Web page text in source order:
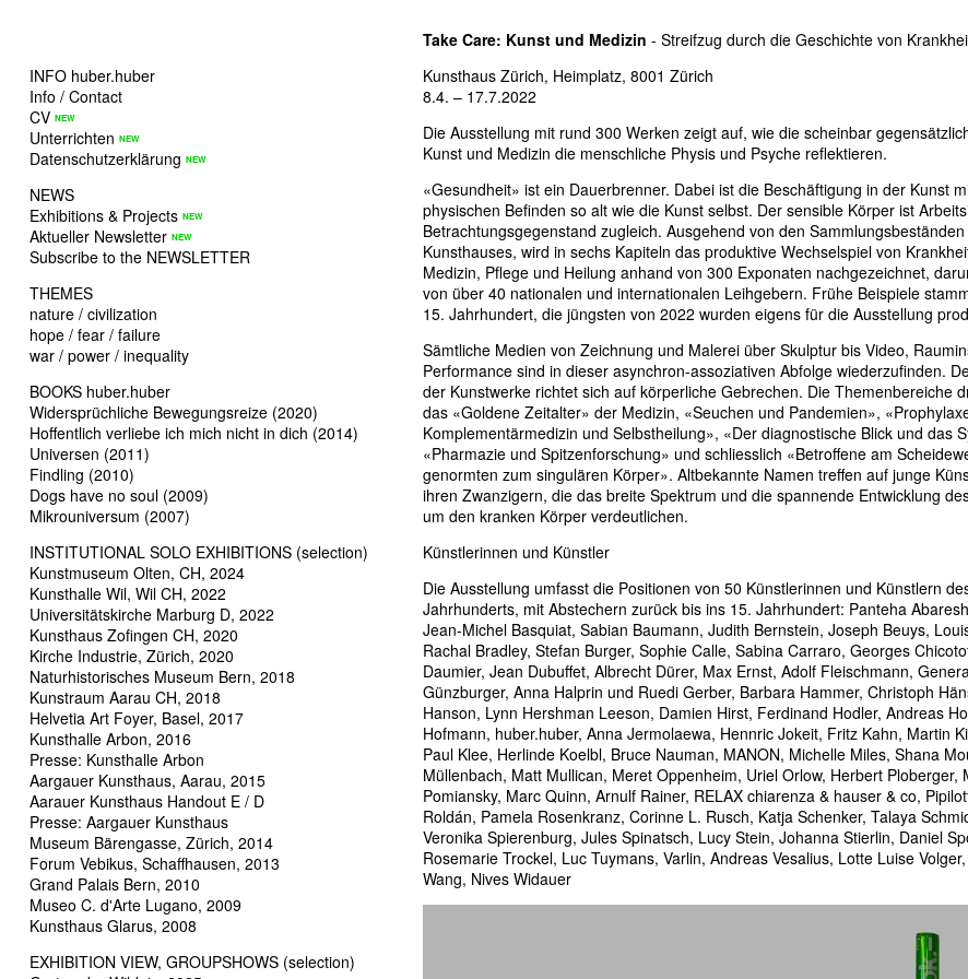
INFO huber.huber
Info / Contact
CV
Unterrichten
Datenschutzerklärung
NEWS
Exhibitions & Projects
Aktueller Newsletter
Subscribe to the NEWSLETTER
THEMES
nature / civilization
hope / fear / failure
war / power / inequality
BOOKS huber.huber
Widersprüchliche Bewegungsreize (2020)
Hoffentlich verliebe ich mich nicht in dich (2014)
Universen (2011)
Findling (2010)
Dogs have no soul (2009)
Mikrouniversum (2007)
INSTITUTIONAL SOLO EXHIBITIONS (selection)
Kunstmuseum Olten, CH, 2024
Kunsthalle Wil, Wil CH, 2022
Universitätskirche Marburg D, 2022
Kunsthaus Zofingen CH, 2020
Kirche Industrie, Zürich, 2020
Naturhistorisches Museum Bern, 2018
Kunstraum Aarau CH, 2018
Helvetia Art Foyer, Basel, 2017
Kunsthalle Arbon, 2016
Presse: Kunsthalle Arbon
Aargauer Kunsthaus, Aarau, 2015
Aarauer Kunsthaus Handout E / D
Presse: Aargauer Kunsthaus
Museum Bärengasse, Zürich, 2014
Forum Vebikus, Schaffhausen, 2013
Grand Palais Bern, 2010
Museo C. d'Arte Lugano, 2009
Kunsthaus Glarus, 2008
EXHIBITION VIEW, GROUPSHOWS (selection)
Take Care: Kunst und Medizin - Streifzug durch die Geschichte von
Kunsthaus Zürich, Heimplatz, 8001 Zürich
8.4. – 17.7.2022
Die Ausstellung mit rund 300 Werken zeigt auf, wie die scheinbar
Kunst und Medizin die menschliche Physis und Psyche reflektieren.
«Gesundheit» ist ein Dauerbrenner. Dabei ist die Beschäftigung in der Kunst
physischen Befinden so alt wie die Kunst selbst. Der sensible Körper ist
Betrachtungsgegenstand zugleich. Ausgehend von den
Kunsthauses, wird in sechs Kapiteln das produktive Wechselspiel von
Medizin, Pflege und Heilung anhand von 300 Exponaten nachgezeichnet,
von über 40 nationalen und internationalen Leihgebern. Frühe Beispiele
15. Jahrhundert, die jüngsten von 2022 wurden eigens für die Ausstellung
Sämtliche Medien von Zeichnung und Malerei über Skulptur bis Video,
Performance sind in dieser asynchron-assoziativen Abfolge wiederzufinden.
der Kunstwerke richtet sich auf körperliche Gebrechen. Die Themenbereiche
das «Goldene Zeitalter» der Medizin, «Seuchen und Pandemien»,
Komplementärmedizin und Selbstheilung», «Der diagnostische Blick und das
«Pharmazie und Spitzenforschung» und schliesslich «Betroffene am
genormten zum singulären Körper». Altbekannte Namen treffen auf junge
ihren Zwanzigern, die das breite Spektrum und die spannende Entwicklung
um den kranken Körper verdeutlichen.
Künstlerinnen und Künstler
Die Ausstellung umfasst die Positionen von 50 Künstlerinnen und Künstlern
Jahrhunderts, mit Abstechern zurück bis ins 15. Jahrhundert: Panteha
Jean-Michel Basquiat, Sabian Baumann, Judith Bernstein, Joseph Beuys,
Rachal Bradley, Stefan Burger, Sophie Calle, Sabina Carraro, Georges
Daumier, Jean Dubuffet, Albrecht Dürer, Max Ernst, Adolf Fleischmann,
Günzburger, Anna Halprin und Ruedi Gerber, Barbara Hammer, Christoph
Hanson, Lynn Hershman Leeson, Damien Hirst, Ferdinand Hodler, Andreas
Hofmann, huber.huber, Anna Jermolaewa, Hennric Jokeit, Fritz Kahn, Martin
Paul Klee, Herlinde Koelbl, Bruce Nauman, MANON, Michelle Miles, Shana
Müllenbach, Matt Mullican, Meret Oppenheim, Uriel Orlow, Herbert Ploberger,
Pomiansky, Marc Quinn, Arnulf Rainer, RELAX chiarenza & hauser & co,
Roldán, Pamela Rosenkranz, Corinne L. Rusch, Katja Schenker, Talaya
Veronika Spierenburg, Jules Spinatsch, Lucy Stein, Johanna Stierlin, Daniel
Rosemarie Trockel, Luc Tuymans, Varlin, Andreas Vesalius, Lotte Luise
Wang, Nives Widauer